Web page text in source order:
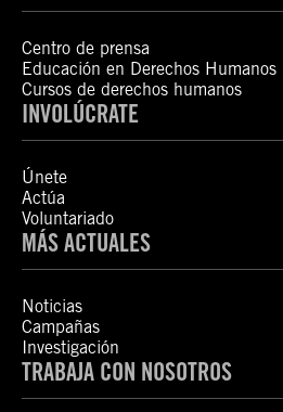
Centro de prensa
Educación en Derechos Humanos
Cursos de derechos humanos
INVOLÚCRATE
Únete
Actúa
Voluntariado
MÁS ACTUALES
Noticias
Campañas
Investigación
TRABAJA CON NOSOTROS